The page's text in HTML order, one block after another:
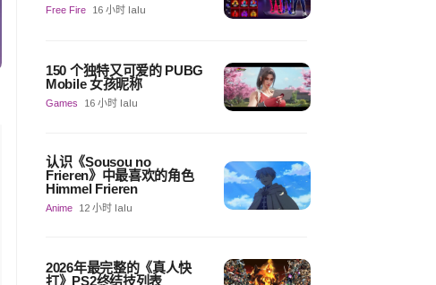
Free Fire 16 小时 lalu
150 个独特又可爱的 PUBG
Mobile 女孩昵称
Games 16 小时 lalu
认识《Sousou no
Frieren》中最喜欢的角色
Himmel Frieren
Anime 12 小时 lalu
2026年最完整的《真人快
打》PS2终结技列表